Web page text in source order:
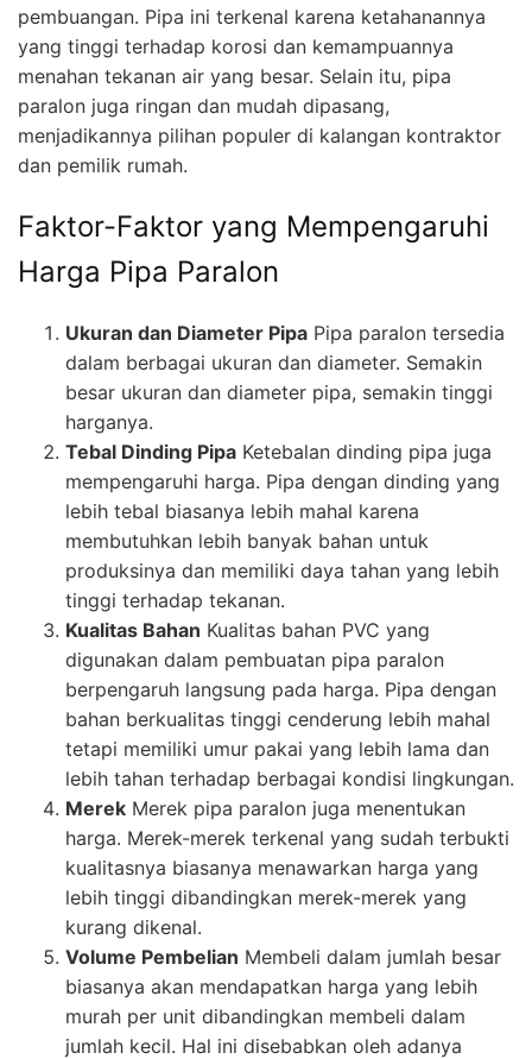
pembuangan. Pipa ini terkenal karena ketahanannya
yang tinggi terhadap korosi dan kemampuannya
menahan tekanan air yang besar. Selain itu, pipa
paralon juga ringan dan mudah dipasang,
menjadikannya pilihan populer di kalangan kontraktor
dan pemilik rumah.
Faktor-Faktor yang Mempengaruhi
Harga Pipa Paralon
Ukuran dan Diameter Pipa Pipa paralon tersedia
dalam berbagai ukuran dan diameter. Semakin
besar ukuran dan diameter pipa, semakin tinggi
harganya.
Tebal Dinding Pipa Ketebalan dinding pipa juga
mempengaruhi harga. Pipa dengan dinding yang
lebih tebal biasanya lebih mahal karena
membutuhkan lebih banyak bahan untuk
produksinya dan memiliki daya tahan yang lebih
tinggi terhadap tekanan.
Kualitas Bahan Kualitas bahan PVC yang
digunakan dalam pembuatan pipa paralon
berpengaruh langsung pada harga. Pipa dengan
bahan berkualitas tinggi cenderung lebih mahal
tetapi memiliki umur pakai yang lebih lama dan
lebih tahan terhadap berbagai kondisi lingkungan.
Merek Merek pipa paralon juga menentukan
harga. Merek-merek terkenal yang sudah terbukti
kualitasnya biasanya menawarkan harga yang
lebih tinggi dibandingkan merek-merek yang
kurang dikenal.
Volume Pembelian Membeli dalam jumlah besar
biasanya akan mendapatkan harga yang lebih
murah per unit dibandingkan membeli dalam
jumlah kecil. Hal ini disebabkan oleh adanya